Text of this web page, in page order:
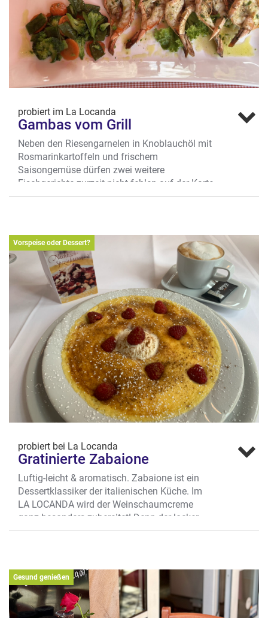
probiert im La Locanda
Gambas vom Grill
Neben den Riesengarnelen in Knoblauchöl mit
Rosmarinkartoffeln und frischem
Saisongemüse dürfen zwei weitere
Fischgerichte zurzeit nicht fehlen auf der Karte
des gemütliches Italieners an der
Doradenfilet. Aber Fischfans aufgepasst: nicht
bestellen, bevor ihr nicht einen Blick auf die
wechselnde Empfehlungskarte geworfen hat,
die hier stets ebenfalls mit (mindestens) einem
saisonalen Gericht aus dem Meer aufwartet.
Wo?Frauenstr. 32, Univiertel
Vorspeise oder Dessert?
probiert bei La Locanda
Gratinierte Zabaione
Luftig-leicht & aromatisch. Zabaione ist ein
Dessertklassiker der italienischen Küche. Im
LA LOCANDA wird der Weinschaumcreme
ganz besonders zubereitet! Denn der locker-
leichte und wunderbar aromatische Schaum
und Himbeeren.
Wo? Frauenstr. 32, Univiertel
Gesund genießen